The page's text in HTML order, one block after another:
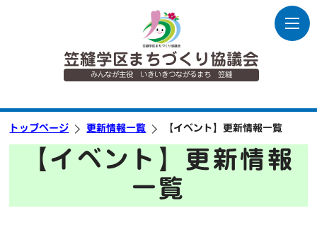
笠縫学区まちづくり協議会
みんなが主役 いきいきつながるまち 笠縫
トップページ 更新情報一覧 【イベント】更新情報一覧
【イベント】更新情報
一覧